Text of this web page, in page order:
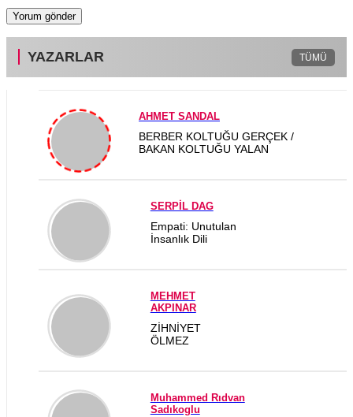
YAZARLAR TÜMÜ
AHMET SANDAL
BERBER KOLTUĞU GERÇEK /
BAKAN KOLTUĞU YALAN
SERPİL DAG
Empati: Unutulan
İnsanlık Dili
MEHMET
AKPINAR
ZİHNİYET
ÖLMEZ
Muhammed Rıdvan
Sadıkoglu